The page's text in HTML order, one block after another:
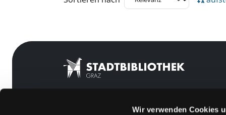
Wir verwenden Cookies